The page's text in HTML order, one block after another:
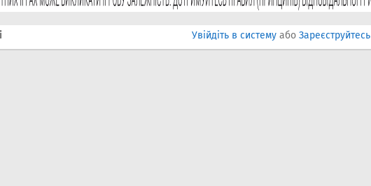
Увійдіть в систему або Зареєструйтесь